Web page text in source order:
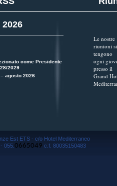
come Presidente
2029
agosto 2026
Le nostre
riunioni si
tengono
ogni
presso il
Grand
Est ETS - c/o Hotel Mediterraneo
055. 0665049 c.f. 80035150483